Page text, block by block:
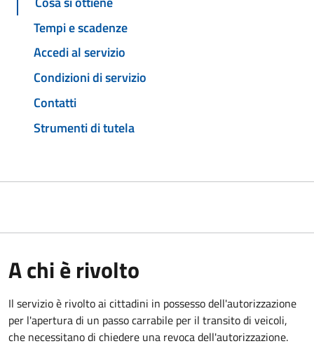
Tempi e scadenze
Accedi al servizio
Condizioni di servizio
Contatti
Strumenti di tutela
A chi è rivolto
Il servizio è rivolto ai cittadini in possesso dell'autorizzazione
per l'apertura di un passo carrabile per il transito di veicoli,
che necessitano di chiedere una revoca dell'autorizzazione.